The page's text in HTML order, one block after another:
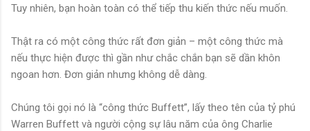
Tuy nhiên, bạn hoàn toàn có thể tiếp thu kiến thức nếu muốn.
Thật ra có một công thức rất đơn giản – một công thức mà
nếu thực hiện được thì gần như chắc chắn bạn sẽ dần khôn
ngoan hơn. Đơn giản nhưng không dễ dàng.
Chúng tôi gọi nó là “công thức Buffett”, lấy theo tên của tỷ phú
Warren Buffett và người cộng sự lâu năm của ông Charlie